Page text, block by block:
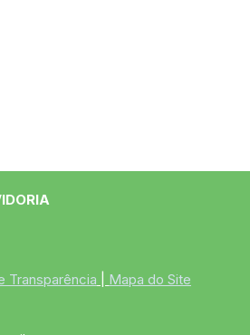
Transparência Mapa do Site